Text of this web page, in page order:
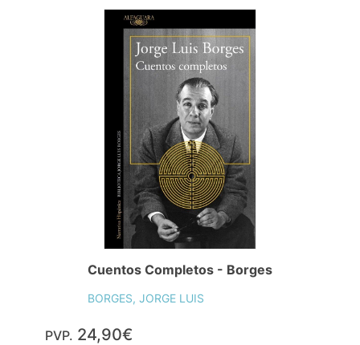
Cuentos Completos - Borges
BORGES, JORGE LUIS
PVP. 24,90€